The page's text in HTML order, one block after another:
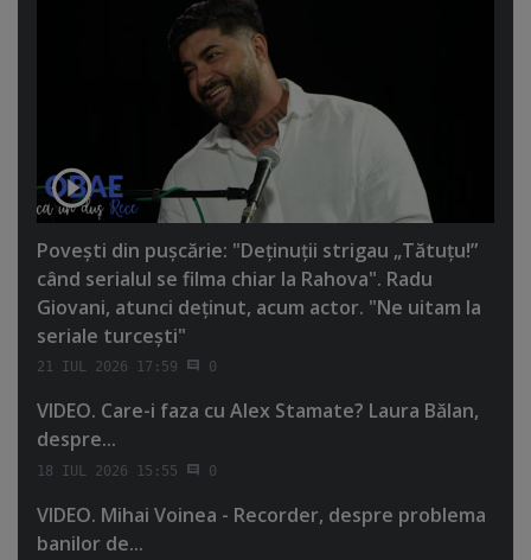
Poveşti din puşcărie: "Deţinuţii strigau „Tătuţu!”
când serialul se filma chiar la Rahova". Radu
Giovani, atunci deţinut, acum actor. "Ne uitam la
seriale turceşti"
21 IUL 2026 17:59 0
VIDEO. Care-i faza cu Alex Stamate? Laura Bălan,
despre...
18 IUL 2026 15:55 0
VIDEO. Mihai Voinea - Recorder, despre problema
banilor de...